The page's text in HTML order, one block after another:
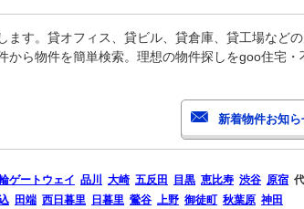
す。貸オフィス、貸ビル、貸倉庫、貸工場など
ら物件を簡単検索。理想の物件探しをgoo住宅・
ゲートウェイ 品川 大崎 五反田 目黒 恵比寿 渋谷 原宿
田端 西日暮里 日暮里 鶯谷 上野 御徒町 秋葉原 神田